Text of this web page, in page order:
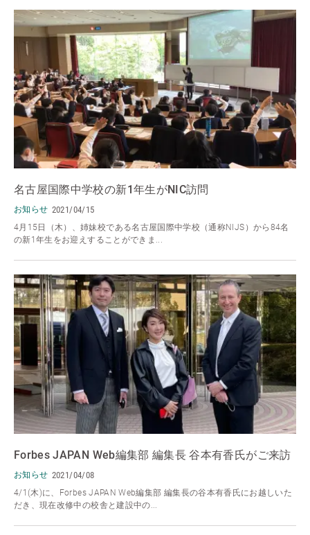
名古屋国際中学校の新1年生がNIC訪問
お知らせ 2021/04/15
4月15日（木）、姉妹校である名古屋国際中学校（通称NIJS）から84名
の新1年生をお迎えすることができま...
Forbes JAPAN Web編集部 編集長 谷本有香氏がご来訪
お知らせ 2021/04/08
4/1(木)に、Forbes JAPAN Web編集部 編集長の谷本有香氏にお越しいた
だき、現在改修中の校舎と建設中の...